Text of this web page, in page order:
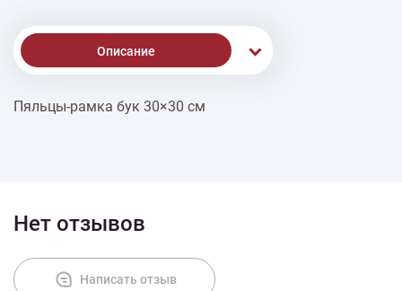
Описание
% Скидки
Пяльцы-рамка бук 30×30 см
Нет отзывов
Написать отзыв